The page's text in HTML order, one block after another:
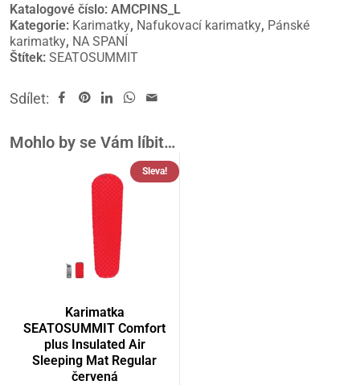
Katalogové číslo: AMCPINS_L
Kategorie: Karimatky, Nafukovací karimatky, Pánské
karimatky, NA SPANÍ
Štítek: SEATOSUMMIT
Sdílet:
Mohlo by se Vám líbit…
Sleva!
Karimatka
SEATOSUMMIT Comfort
plus Insulated Air
Sleeping Mat Regular
červená